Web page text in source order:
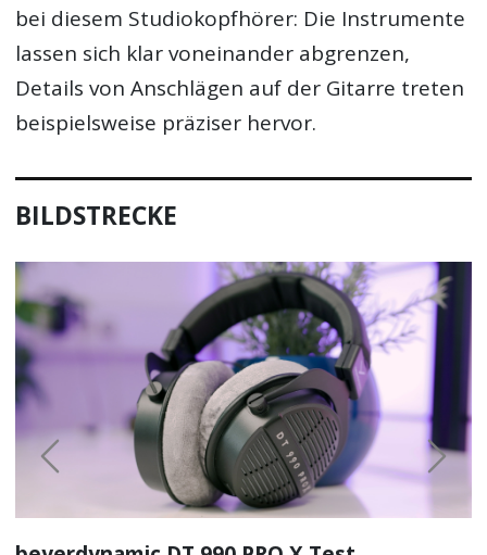
bei diesem Studiokopfhörer: Die Instrumente
lassen sich klar voneinander abgrenzen,
Details von Anschlägen auf der Gitarre treten
beispielsweise präziser hervor.
BILDSTRECKE
Previous Next